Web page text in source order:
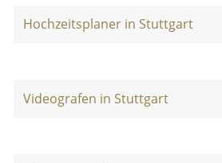
Hochzeitsplaner in Stuttgart
Videografen in Stuttgart